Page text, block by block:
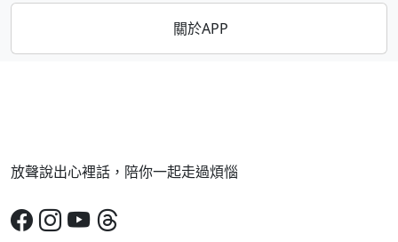
關於APP
放聲說出心裡話，陪你一起走過煩惱